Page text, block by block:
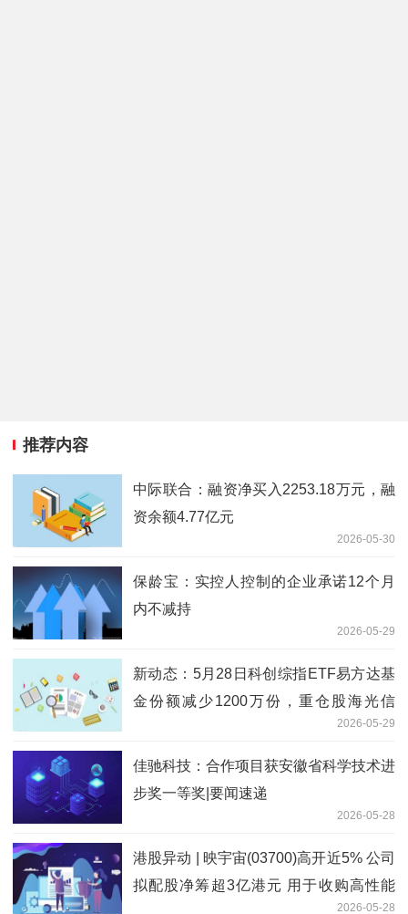
推荐内容
中际联合：融资净买入2253.18万元，融
资余额4.77亿元
2026-05-30
保龄宝：实控人控制的企业承诺12个月
内不减持
2026-05-29
新动态：5月28日科创综指ETF易方达基
金份额减少1200万份，重仓股海光信
2026-05-29
佳驰科技：合作项目获安徽省科学技术进
步奖一等奖|要闻速递
2026-05-28
港股异动 | 映宇宙(03700)高开近5% 公司
拟配股净筹超3亿港元 用于收购高性能
2026-05-28